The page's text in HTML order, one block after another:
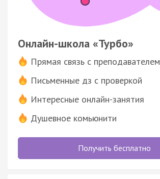
Онлайн-школа «Турбо»
Прямая связь с преподавателем
Письменные дз с проверкой
Интересные онлайн-занятия
Душевное комьюнити
Получить бесплатно